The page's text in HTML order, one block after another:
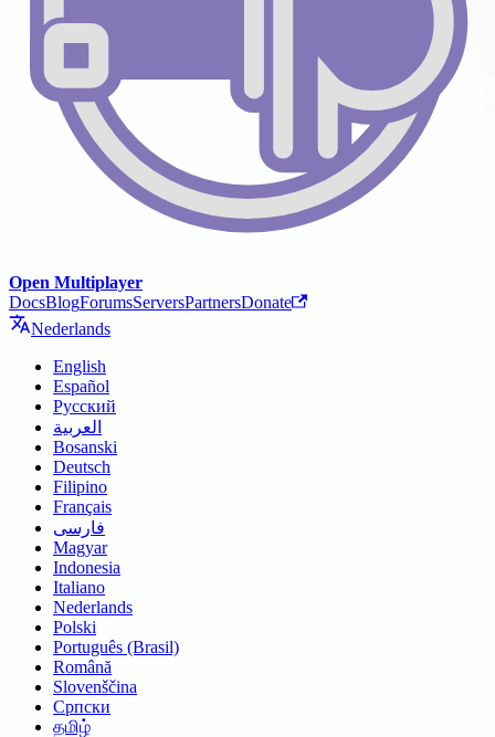
Open Multiplayer
DocsBlogForumsServersPartnersDonate
Nederlands
English
Español
Русский
العربية
Bosanski
Deutsch
Filipino
Français
فارسی
Magyar
Indonesia
Italiano
Nederlands
Polski
Português (Brasil)
Română
Slovenščina
Српски
தமிழ்